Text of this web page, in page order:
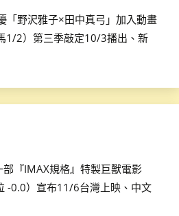
「野沢雅子×田中真弓」加入動畫
1/2）第三季敲定10/3播出、新
『IMAX規格』特製巨獸電影
-0.0）宣布11/6台灣上映、中文